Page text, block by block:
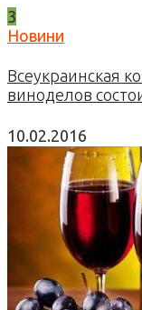
3
Новини
Всеукраинская
виноделов
10.02.2016